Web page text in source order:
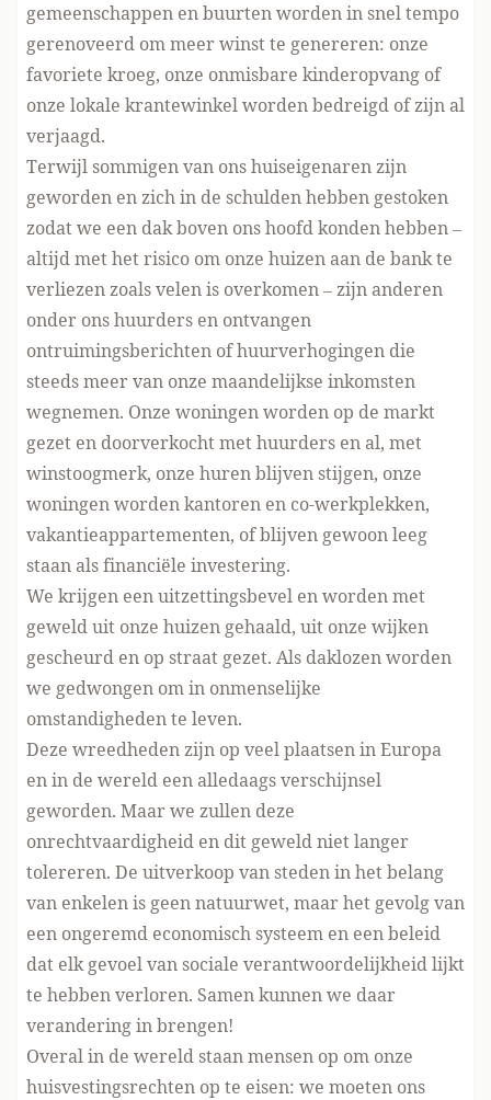
gemeenschappen en buurten worden in snel tempo
gerenoveerd om meer winst te genereren: onze
favoriete kroeg, onze onmisbare kinderopvang of
onze lokale krantewinkel worden bedreigd of zijn al
verjaagd.
Terwijl sommigen van ons huiseigenaren zijn
geworden en zich in de schulden hebben gestoken
zodat we een dak boven ons hoofd konden hebben –
altijd met het risico om onze huizen aan de bank te
verliezen zoals velen is overkomen – zijn anderen
onder ons huurders en ontvangen
ontruimingsberichten of huurverhogingen die
steeds meer van onze maandelijkse inkomsten
wegnemen. Onze woningen worden op de markt
gezet en doorverkocht met huurders en al, met
winstoogmerk, onze huren blijven stijgen, onze
woningen worden kantoren en co-werkplekken,
vakantieappartementen, of blijven gewoon leeg
staan als financiële investering.
We krijgen een uitzettingsbevel en worden met
geweld uit onze huizen gehaald, uit onze wijken
gescheurd en op straat gezet. Als daklozen worden
we gedwongen om in onmenselijke
omstandigheden te leven.
Deze wreedheden zijn op veel plaatsen in Europa
en in de wereld een alledaags verschijnsel
geworden. Maar we zullen deze
onrechtvaardigheid en dit geweld niet langer
tolereren. De uitverkoop van steden in het belang
van enkelen is geen natuurwet, maar het gevolg van
een ongeremd economisch systeem en een beleid
dat elk gevoel van sociale verantwoordelijkheid lijkt
te hebben verloren. Samen kunnen we daar
verandering in brengen!
Overal in de wereld staan mensen op om onze
huisvestingsrechten op te eisen: we moeten ons